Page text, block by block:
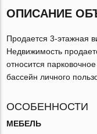
ОПИСАНИЕ
Продается 3-этажная
Недвижимость
относится
бассейн личного
ОСОБЕННОСТИ
МЕБЕЛЬ